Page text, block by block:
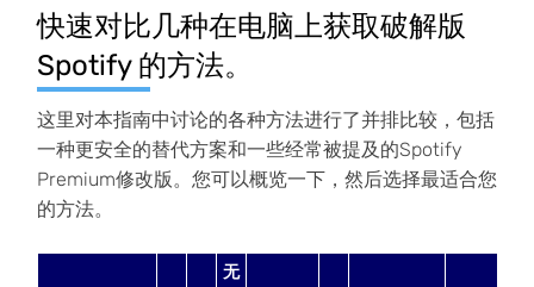
快速对比几种在电脑上获取破解版
Spotify 的方法。
这里对本指南中讨论的各种方法进行了并排比较，包括
一种更安全的替代方案和一些经常被提及的Spotify
Premium修改版。您可以概览一下，然后选择最适合您
的方法。
无